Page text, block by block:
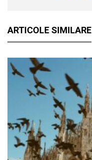
ARTICOLE SIMILARE